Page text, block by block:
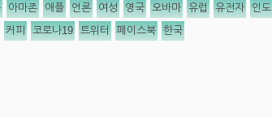
아마존 애플 언론 여성 영국 오바마 유럽 유전자 인도
커피 코로나19 트위터 페이스북 한국